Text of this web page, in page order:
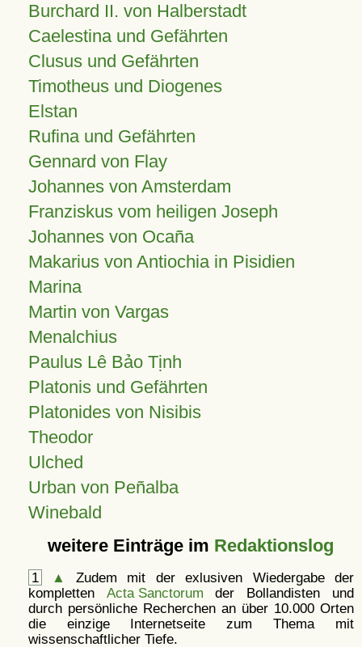
Burchard II. von Halberstadt
Caelestina und Gefährten
Clusus und Gefährten
Timotheus und Diogenes
Elstan
Rufina und Gefährten
Gennard von Flay
Johannes von Amsterdam
Franziskus vom heiligen Joseph
Johannes von Ocaña
Makarius von Antiochia in Pisidien
Marina
Martin von Vargas
Menalchius
Paulus Lê Bảo Tịnh
Platonis und Gefährten
Platonides von Nisibis
Theodor
Ulched
Urban von Peñalba
Winebald
weitere Einträge im Redaktionslog
1 ▲
Zudem mit der exlusiven Wiedergabe der
kompletten Acta Sanctorum der Bollandisten und
durch persönliche Recherchen an über 10.000 Orten
die einzige Internetseite zum Thema mit
wissenschaftlicher Tiefe.